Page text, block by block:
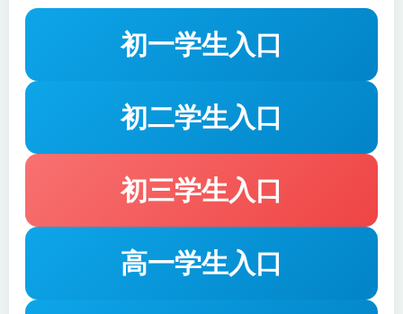
初一学生入口
初二学生入口
初三学生入口
高一学生入口